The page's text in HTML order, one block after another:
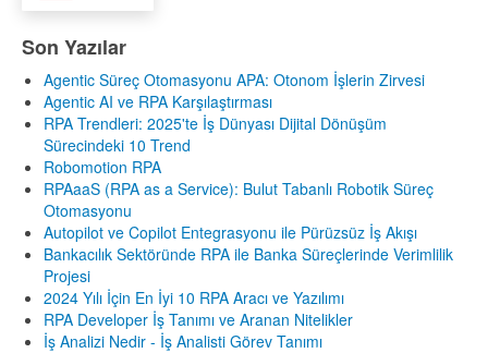
Son Yazılar
Agentic Süreç Otomasyonu APA: Otonom İşlerin Zirvesi
Agentic AI ve RPA Karşılaştırması
RPA Trendleri: 2025'te İş Dünyası Dijital Dönüşüm
Sürecindeki 10 Trend
Robomotion RPA
RPAaaS (RPA as a Service): Bulut Tabanlı Robotik Süreç
Otomasyonu
Autopilot ve Copilot Entegrasyonu ile Pürüzsüz İş Akışı
Bankacılık Sektöründe RPA ile Banka Süreçlerinde Verimlilik
Projesi
2024 Yılı İçin En İyi 10 RPA Aracı ve Yazılımı
RPA Developer İş Tanımı ve Aranan Nitelikler
İş Analizi Nedir - İş Analisti Görev Tanımı